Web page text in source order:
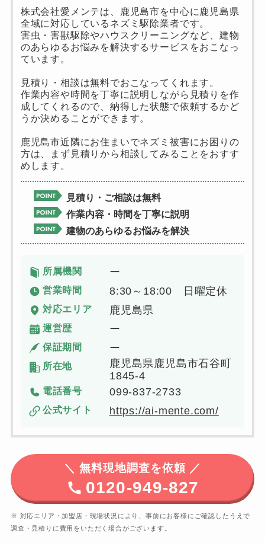
株式会社愛メンテは、鹿児島市を中心に鹿児島県
全域に対応しているネズミ駆除業者です。
害虫・害獣駆除やハウスクリーニングなど、建物
のあらゆるお悩みを解決するサービスをおこなっ
ています。
見積り・相談は無料でおこなってくれます。
作業内容や時間を丁寧に説明しながら見積りを作
成してくれるので、納得した状態で依頼するかど
うか決めることができます。
鹿児島市近隣にお住まいでネズミ被害にお困りの
方は、まず見積りから相談してみることをおすす
めします。
見積り・ご相談は無料
作業内容・時間を丁寧に説明
建物のあらゆるお悩みを解決
所属機関 ー
営業時間 8:30～18:00 日曜定休
対応エリア 鹿児島県
運営歴 ー
保証期間 ー
所在地
鹿児島県鹿児島市石谷町
1845-4
電話番号 099-837-2733
公式サイト https://ai-mente.com/
＼ 無料現地調査を依頼 ／
0120-949-827
※ 対応エリア・加盟店・現場状況により、事前にお客様にご確認したうえで
調査・見積りに費用をいただく場合がございます。